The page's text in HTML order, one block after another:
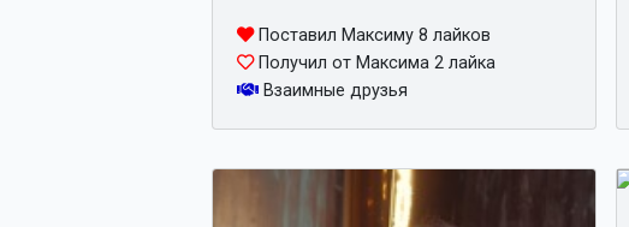
Поставил Максиму 8 лайков
Получил от Максима 2 лайка
Взаимные друзья